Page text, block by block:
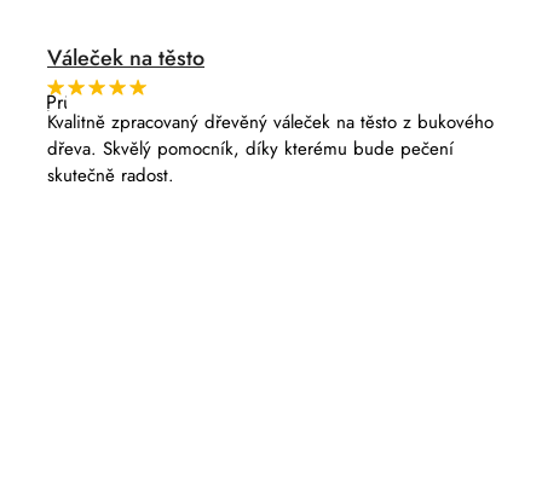
Váleček na těsto
Průměrné
hodnocení
produktu
je
5,0
z
Kvalitně zpracovaný dřevěný váleček na těsto z bukového
dřeva. Skvělý pomocník, díky kterému bude pečení
skutečně radost.